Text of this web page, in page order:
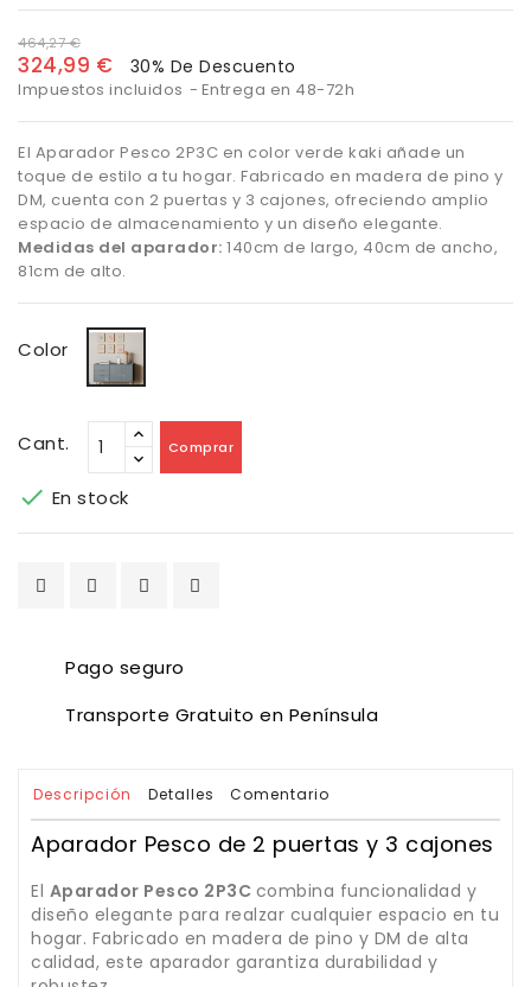
464,27 €
324,99 € 30% De Descuento
Impuestos incluidos Entrega en 48-72h
El Aparador Pesco 2P3C en color verde kaki añade un
toque de estilo a tu hogar. Fabricado en madera de pino y
DM, cuenta con 2 puertas y 3 cajones, ofreciendo amplio
espacio de almacenamiento y un diseño elegante.
Medidas del aparador: 140cm de largo, 40cm de ancho,
81cm de alto.
Color
Kaki
Cant. Comprar
 En stock
Pago seguro
Transporte Gratuito en Península
Descripción Detalles Comentario
Aparador Pesco de 2 puertas y 3 cajones
El Aparador Pesco 2P3C combina funcionalidad y
diseño elegante para realzar cualquier espacio en tu
hogar. Fabricado en madera de pino y DM de alta
calidad, este aparador garantiza durabilidad y